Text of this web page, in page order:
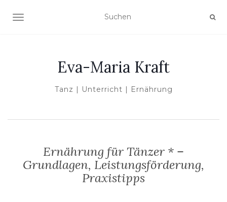
NAVIGATION UMSCHALTEN
Eva-Maria Kraft
Tanz | Unterricht | Ernährung
Ernährung für Tänzer * –
Grundlagen, Leistungsförderung,
Praxistipps